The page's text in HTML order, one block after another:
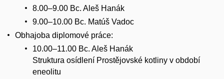
8.00–9.00 Bc. Aleš Hanák
9.00–10.00 Bc. Matúš Vadoc
Obhajoba diplomové práce:
10.00–11.00 Bc. Aleš Hanák
Struktura osídlení Prostějovské kotliny v období
eneolitu